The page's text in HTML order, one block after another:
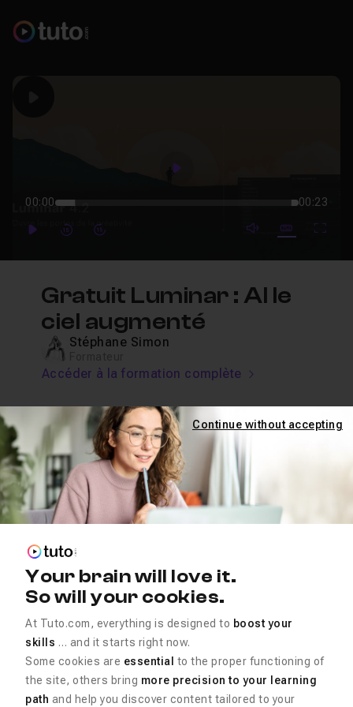
Play
00:00 00:23
PlayForwardForward mute video
Subtitles
Gratuit Luminar : AI le
ciel augmenté
Stéphane Simon
Accéder à la formation complète